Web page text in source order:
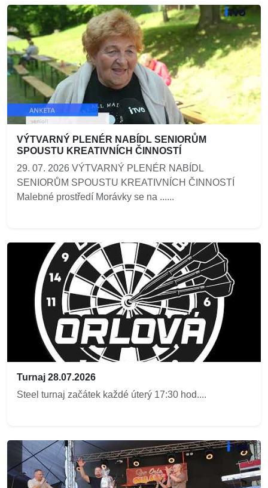
VÝTVARNÝ PLENÉR NABÍDL SENIORŮM
SPOUSTU KREATIVNÍCH ČINNOSTÍ
29. 07. 2026 VÝTVARNÝ PLENÉR NABÍDL
SENIORŮM SPOUSTU KREATIVNÍCH ČINNOSTÍ
Malebné prostředí Morávky se na ......
Turnaj 28.07.2026
Steel turnaj začátek každé úterý 17:30 hod....